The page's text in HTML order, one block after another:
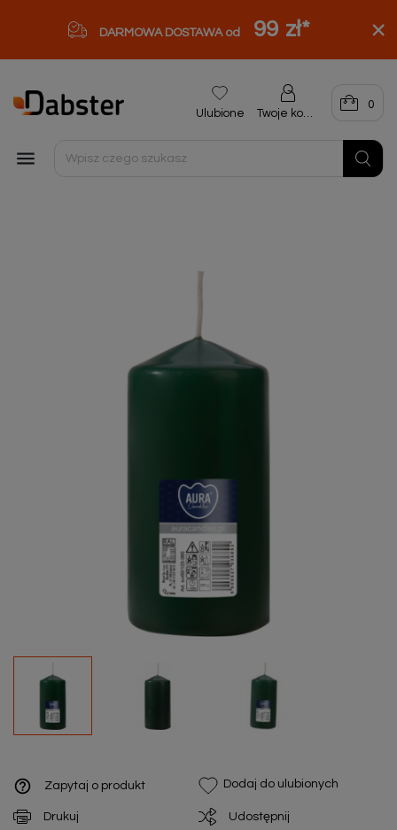
DARMOWA DOSTAWA od 99 zł*

Ulubione Twoje konto
0
help_outline Zapytaj o produkt Dodaj do ulubionych
Drukuj Udostępnij